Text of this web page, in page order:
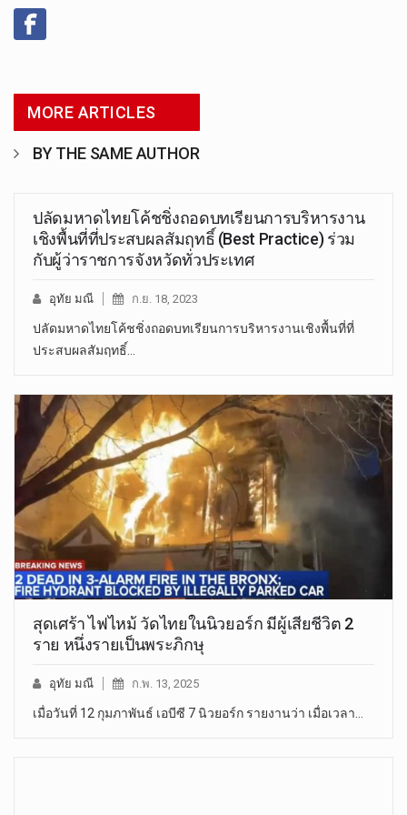
MORE ARTICLES
BY THE SAME AUTHOR
ปลัดมหาดไทยโค้ชชิ่งถอดบทเรียนการบริหารงาน
เชิงพื้นที่ที่ประสบผลสัมฤทธิ์ (Best Practice) ร่วม
กับผู้ว่าราชการจังหวัดทั่วประเทศ
อุทัย มณี ก.ย. 18, 2023
ปลัดมหาดไทยโค้ชชิ่งถอดบทเรียนการบริหารงานเชิงพื้นที่ที่
ประสบผลสัมฤทธิ์…
สุดเศร้า ไฟไหม้ วัดไทยในนิวยอร์ก มีผู้เสียชีวิต 2
ราย หนึ่งรายเป็นพระภิกษุ
อุทัย มณี ก.พ. 13, 2025
เมื่อวันที่ 12 กุมภาพันธ์ เอบีซี 7 นิวยอร์ก รายงานว่า เมื่อเวลา…